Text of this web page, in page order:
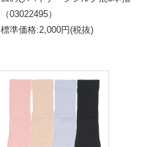
（03022495）
標準価格:2,000円(税抜)